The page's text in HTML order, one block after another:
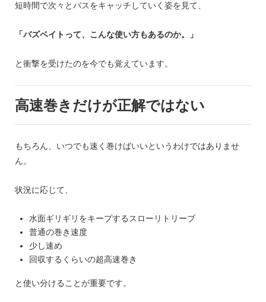
短時間で次々とバスをキャッチしていく姿を見て、
「バズベイトって、こんな使い方もあるのか。」
と衝撃を受けたのを今でも覚えています。
高速巻きだけが正解ではない
もちろん、いつでも速く巻けばいいというわけではありませ
ん。
状況に応じて、
水面ギリギリをキープするスローリトリーブ
普通の巻き速度
少し速め
回収するくらいの超高速巻き
と使い分けることが重要です。